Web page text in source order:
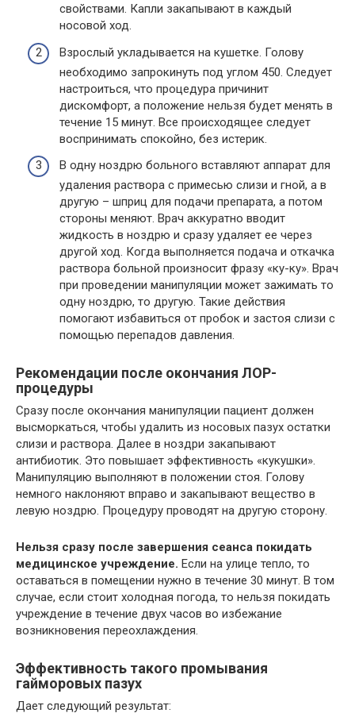
свойствами. Капли закапывают в каждый
носовой ход.
Взрослый укладывается на кушетке. Голову
необходимо запрокинуть под углом 450. Следует
настроиться, что процедура причинит
дискомфорт, а положение нельзя будет менять в
течение 15 минут. Все происходящее следует
воспринимать спокойно, без истерик.
В одну ноздрю больного вставляют аппарат для
удаления раствора с примесью слизи и гной, а в
другую – шприц для подачи препарата, а потом
стороны меняют. Врач аккуратно вводит
жидкость в ноздрю и сразу удаляет ее через
другой ход. Когда выполняется подача и откачка
раствора больной произносит фразу «ку-ку». Врач
при проведении манипуляции может зажимать то
одну ноздрю, то другую. Такие действия
помогают избавиться от пробок и застоя слизи с
помощью перепадов давления.
Рекомендации после окончания ЛОР-
процедуры
Сразу после окончания манипуляции пациент должен
высморкаться, чтобы удалить из носовых пазух остатки
слизи и раствора. Далее в ноздри закапывают
антибиотик. Это повышает эффективность «кукушки».
Манипуляцию выполняют в положении стоя. Голову
немного наклоняют вправо и закапывают вещество в
левую ноздрю. Процедуру проводят на другую сторону.
Нельзя сразу после завершения сеанса покидать
медицинское учреждение. Если на улице тепло, то
оставаться в помещении нужно в течение 30 минут. В том
случае, если стоит холодная погода, то нельзя покидать
учреждение в течение двух часов во избежание
возникновения переохлаждения.
Эффективность такого промывания
гайморовых пазух
Дает следующий результат: